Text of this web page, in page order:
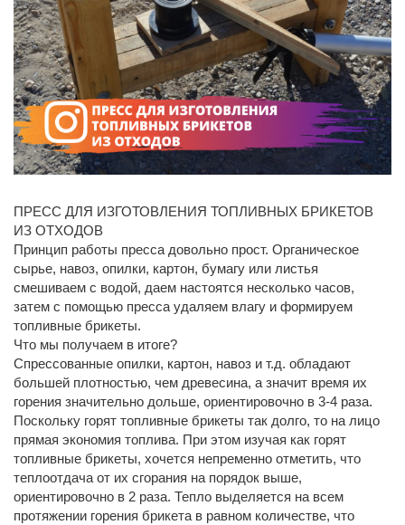
ПРЕСС ДЛЯ ИЗГОТОВЛЕНИЯ ТОПЛИВНЫХ БРИКЕТОВ
ИЗ ОТХОДОВ
Принцип работы пресса довольно прост. Органическое
сырье, навоз, опилки, картон, бумагу или листья
смешиваем с водой, даем настоятся несколько часов,
затем с помощью пресса удаляем влагу и формируем
топливные брикеты.
Что мы получаем в итоге?
Спрессованные опилки, картон, навоз и т.д. обладают
большей плотностью, чем древесина, а значит время их
горения значительно дольше, ориентировочно в 3-4 раза.
Поскольку горят топливные брикеты так долго, то на лицо
прямая экономия топлива. При этом изучая как горят
топливные брикеты, хочется непременно отметить, что
теплоотдача от их сгорания на порядок выше,
ориентировочно в 2 раза. Тепло выделяется на всем
протяжении горения брикета в равном количестве, что